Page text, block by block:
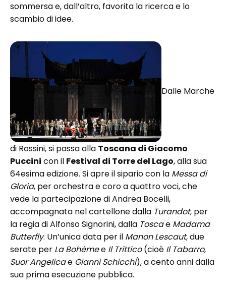
sommersa e, dall’altro, favorita la ricerca e lo
scambio di idee.
Dalle Marche
di Rossini, si passa alla Toscana di Giacomo
Puccini con il Festival di Torre del Lago, alla sua
64esima edizione. Si apre il sipario con la Messa di
Gloria, per orchestra e coro a quattro voci, che
vede la partecipazione di Andrea Bocelli,
accompagnata nel cartellone dalla Turandot, per
la regia di Alfonso Signorini, dalla Toscae Madama
Butterfly. Un’unica data per il Manon Lescaut, due
serate per La Bohèmee Il Trittico(cioè Il Tabarro,
Suor Angelicae Gianni Schicchi), a cento anni dalla
sua prima esecuzione pubblica.